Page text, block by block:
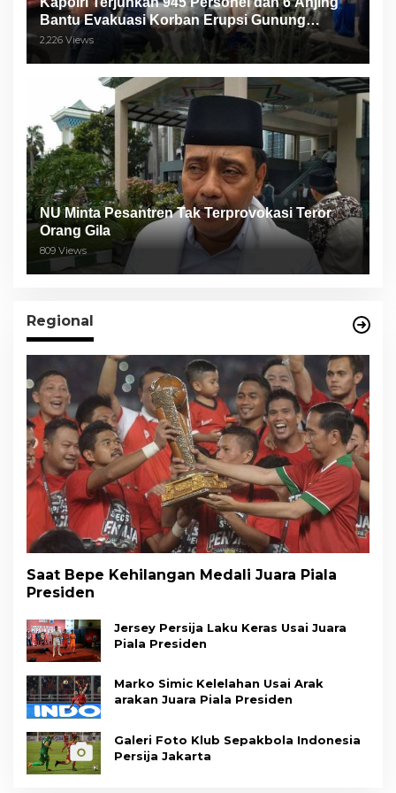
Bantu Evakuasi Korban Erupsi Gunung
Semeru
2,226 Views
NU Minta Pesantren Tak Terprovokasi Teror
Orang Gila
809 Views
Regional
Saat Bepe Kehilangan Medali Juara Piala
Presiden
Jersey Persija Laku Keras Usai Juara
Piala Presiden
Marko Simic Kelelahan Usai Arak
arakan Juara Piala Presiden
Galeri Foto Klub Sepakbola Indonesia
Persija Jakarta